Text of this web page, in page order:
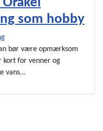
som hobby
bør være opmærksom
kort for venner og
vans...